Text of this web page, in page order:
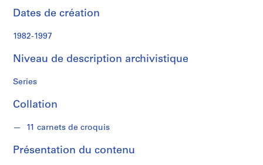
u
s
s
a
S
é
i
Dates de création
1982-1997
Niveau de description archivistique
Series
Collation
11 carnets de croquis
Présentation du contenu